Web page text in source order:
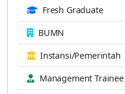
Fresh Graduate
BUMN
Instansi/Pemerintah
Management Trainee